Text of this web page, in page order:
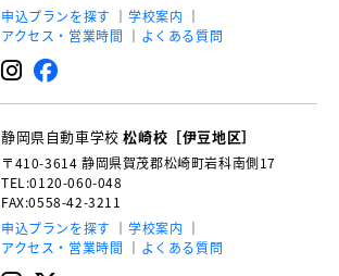
申込プランを探す
学校案内
アクセス・営業時間
よくある質問
静岡県自動車学校松崎校［伊豆地区］
〒410-3614 静岡県賀茂郡松崎町岩科南側17
TEL:0120-060-048
FAX:0558-42-3211
申込プランを探す
学校案内
アクセス・営業時間
よくある質問